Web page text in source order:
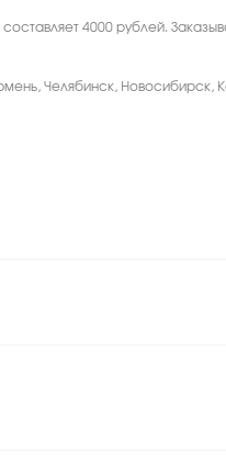
4000 рублей.
Челябинск, Новосибирск,